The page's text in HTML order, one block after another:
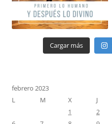
Cargar más
febrero 2023
L
M X J
1
2